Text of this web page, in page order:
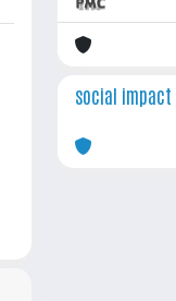
social impact